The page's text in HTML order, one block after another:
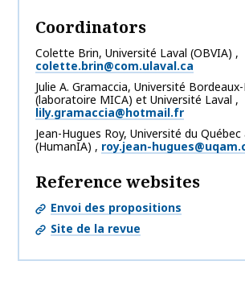
Coordinators
Colette Brin, Université Laval (OBVIA) ,
colette.brin@com.ulaval.ca
Julie A. Gramaccia, Université
(laboratoire MICA) et Université Laval ,
lily.gramaccia@hotmail.fr
Jean-Hugues Roy, Université du
(HumanIA) , roy.jean-
Reference websites
Envoi des propositions
Site de la revue